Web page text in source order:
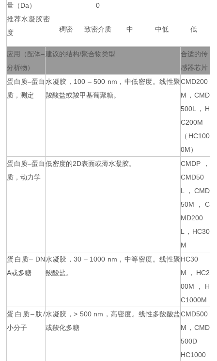
量（Da）
0
推荐水凝胶密
度
稠密 致密介质 中 中低 低
应用（配体–
分析物）
建议的结构/聚合物类型
合适的传
感器芯片
蛋白质–蛋白
质，测定
水凝胶，100 – 500 nm，中低密度。线性聚
羧酸盐或羧甲基葡聚糖。
CMD200
M，CMD
500L，H
C200M
（HC100
0M）
蛋白质–蛋白
质，动力学
低密度的2D表面或薄水凝胶。
CMDP，
CMD50
L，CMD
50M，C
MD200
L，HC30
M
蛋白质– DN
A或多糖
水凝胶，30 – 1000 nm，中等密度。线性聚
羧酸盐。
HC30
M，HC2
00M，H
C1000M
蛋白质–肽/
小分子
水凝胶，> 500 nm，高密度。线性多羧酸盐
或羧化多糖
CMD500
M，CMD
500D
HC1000